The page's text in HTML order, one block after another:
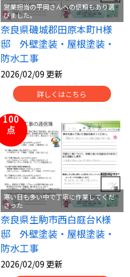
営業担当の平岡さんへの信頼もあり選
びました。
奈良県磯城郡田原本町H様
邸 外壁塗装・屋根塗装・
防水工事
2026/02/09 更新
詳しくはこちら
100
点
寒い日も多い中で丁寧に作業してくだ
さった
奈良県生駒市西白庭台K様
邸 外壁塗装・屋根塗装・
防水工事
2026/02/09 更新